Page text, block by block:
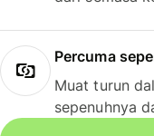
Percuma
Muat turun
sepenuhnya